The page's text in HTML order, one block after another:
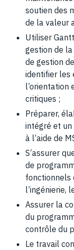
soutien des
de la valeur
Utiliser
gestion de
de gestion
identifier les
l’orientation
critiques ;
Préparer,
intégré et
à l’aide de
S’assurer
de
fonctionnels
l’ingénierie,
Assurer la
du
contrôle du
Le travail